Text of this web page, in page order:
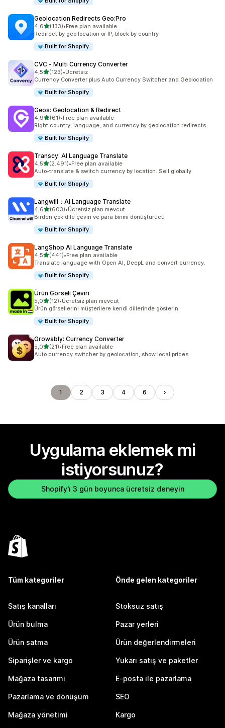
Geolocation Redirects Geo:Pro
4,65 yıldız üzerinden
(133)
toplam 133 değerlendirme
•Free plan available
Redirect by geo location or IP, block by country
Built for Shopify
CVC ‑ Multi Currency Converter
4,55 yıldız üzerinden
(123)
toplam 123 değerlendirme
•Ücretsiz
Currency Converter plus Auto Currency Switcher and Geolocation
Built for Shopify
Geos: Geolocation & Redirect
4,95 yıldız üzerinden
(61)
toplam 61 değerlendirme
•Free plan available
Right country, language, and currency by geolocation redirects
Built for Shopify
Transcy: AI Language Translate
4,55 yıldız üzerinden
(2.491)
toplam 2491 değerlendirme
•Free plan available
Auto-translate & switch currency by location. Sell globally.
Built for Shopify
Langwill：AI Language Translate
4,65 yıldız üzerinden
(603)
toplam 603 değerlendirme
•Ücretsiz plan mevcut
Birden çok dile çeviri ve para birimi dönüştürücü
Built for Shopify
LangShop AI Language Translate
4,55 yıldız üzerinden
(441)
toplam 441 değerlendirme
•Free plan available
Translate language with Open AI, DeepL and convert currency.
Built for Shopify
Ürün Görseli Çeviri
5,05 yıldız üzerinden
(12)
toplam 12 değerlendirme
•Ücretsiz plan mevcut
Ürün görsellerini müşterilere kendi dillerinde gösterin
Built for Shopify
Growably: Currency Converter
5,05 yıldız üzerinden
(21)
toplam 21 değerlendirme
•Free plan available
Auto currency switcher by geolocation, show local prices
1 2 3 4 6
Uygulama eklemek mi
istiyorsunuz?
Shopify'ı 3 gün boyunca ücretsiz deneyin
Tüm kategoriler
Satış kanalları
Ürün bulma
Ürün satma
Siparişler ve kargo
Mağaza tasarımı
Pazarlama ve dönüşüm
Mağaza yönetimi
Önde gelen kategoriler
Stoksuz satış
Pazar yerleri
Ürün değerlendirmeleri
Yukarı satış ve paketler
E-posta ile pazarlama
SEO
Kargo